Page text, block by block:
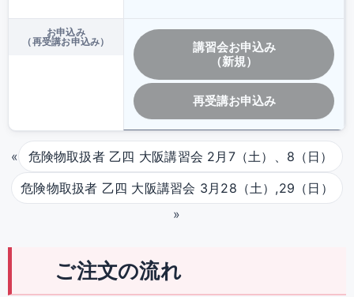
お申込み
（再受講お申込み）
講習会お申込み
（新規）
再受講お申込み
«
危険物取扱者 乙四 大阪講習会 2月7（土）、8（日）
危険物取扱者 乙四 大阪講習会 3月28（土）,29（日）
»
ご注文の流れ